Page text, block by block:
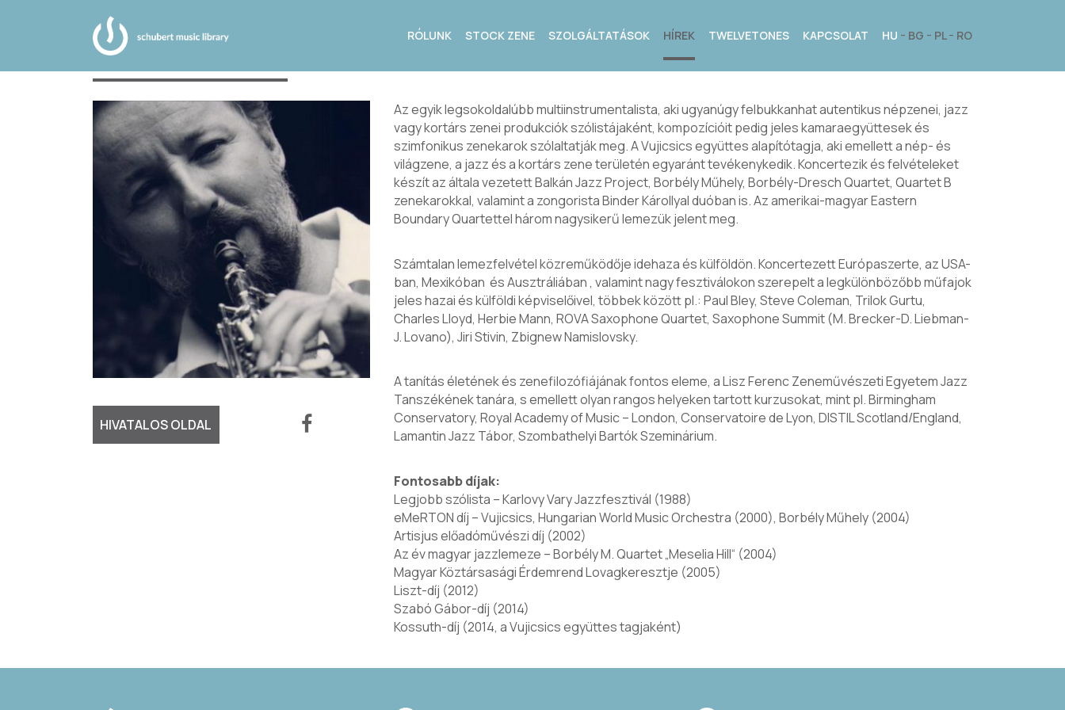
HU BG PL RO
RÓLUNK STOCK ZENE SZOLGÁLTATÁSOK HÍREK TWELVETONES KAPCSOLAT
BORBÉLY MIHÁLY
HIVATALOS OLDAL
Az egyik legsokoldalúbb multiinstrumentalista, aki ugyanúgy felbukkanhat autentikus népzenei, jazz
vagy kortárs zenei produkciók szólistájaként, kompozícióit pedig jeles kamaraegyüttesek és
szimfonikus zenekarok szólaltatják meg. A Vujicsics együttes alapítótagja, aki emellett a nép- és
világzene, a jazz és a kortárs zene területén egyaránt tevékenykedik. Koncertezik és felvételeket
készít az általa vezetett Balkán Jazz Project, Borbély Műhely, Borbély-Dresch Quartet, Quartet B
zenekarokkal, valamint a zongorista Binder Károllyal duóban is. Az amerikai-magyar Eastern
Boundary Quartettel három nagysikerű lemezük jelent meg.
Számtalan lemezfelvétel közreműködője idehaza és külföldön. Koncertezett Európaszerte, az USA-
ban, Mexikóban és Ausztráliában , valamint nagy fesztiválokon szerepelt a legkülönbözőbb műfajok
jeles hazai és külföldi képviselőivel, többek között pl.: Paul Bley, Steve Coleman, Trilok Gurtu,
Charles Lloyd, Herbie Mann, ROVA Saxophone Quartet, Saxophone Summit (M. Brecker-D. Liebman-
J. Lovano), Jiri Stivin, Zbignew Namislovsky.
A tanítás életének és zenefilozófiájának fontos eleme, a Lisz Ferenc Zeneművészeti Egyetem Jazz
Tanszékének tanára, s emellett olyan rangos helyeken tartott kurzusokat, mint pl. Birmingham
Conservatory, Royal Academy of Music – London, Conservatoire de Lyon, DISTIL Scotland/England,
Lamantin Jazz Tábor, Szombathelyi Bartók Szeminárium.
Fontosabb díjak:
Legjobb szólista – Karlovy Vary Jazzfesztivál (1988)
eMeRTON díj – Vujicsics, Hungarian World Music Orchestra (2000), Borbély Műhely (2004)
Artisjus előadóművészi díj (2002)
Az év magyar jazzlemeze – Borbély M. Quartet „Meselia Hill“ (2004)
Magyar Köztársasági Érdemrend Lovagkeresztje (2005)
Liszt-díj (2012)
Szabó Gábor-díj (2014)
Kossuth-díj (2014, a Vujicsics együttes tagjaként)